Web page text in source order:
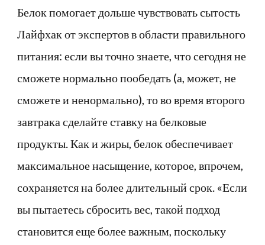
Белок помогает дольше чувствовать сытость
Лайфхак от экспертов в области правильного
питания: если вы точно знаете, что сегодня не
сможете нормально пообедать (а, может, не
сможете и ненормально), то во время второго
завтрака сделайте ставку на белковые
продукты. Как и жиры, белок обеспечивает
максимальное насыщение, которое, впрочем,
сохраняется на более длительный срок. «Если
вы пытаетесь сбросить вес, такой подход
становится еще более важным, поскольку